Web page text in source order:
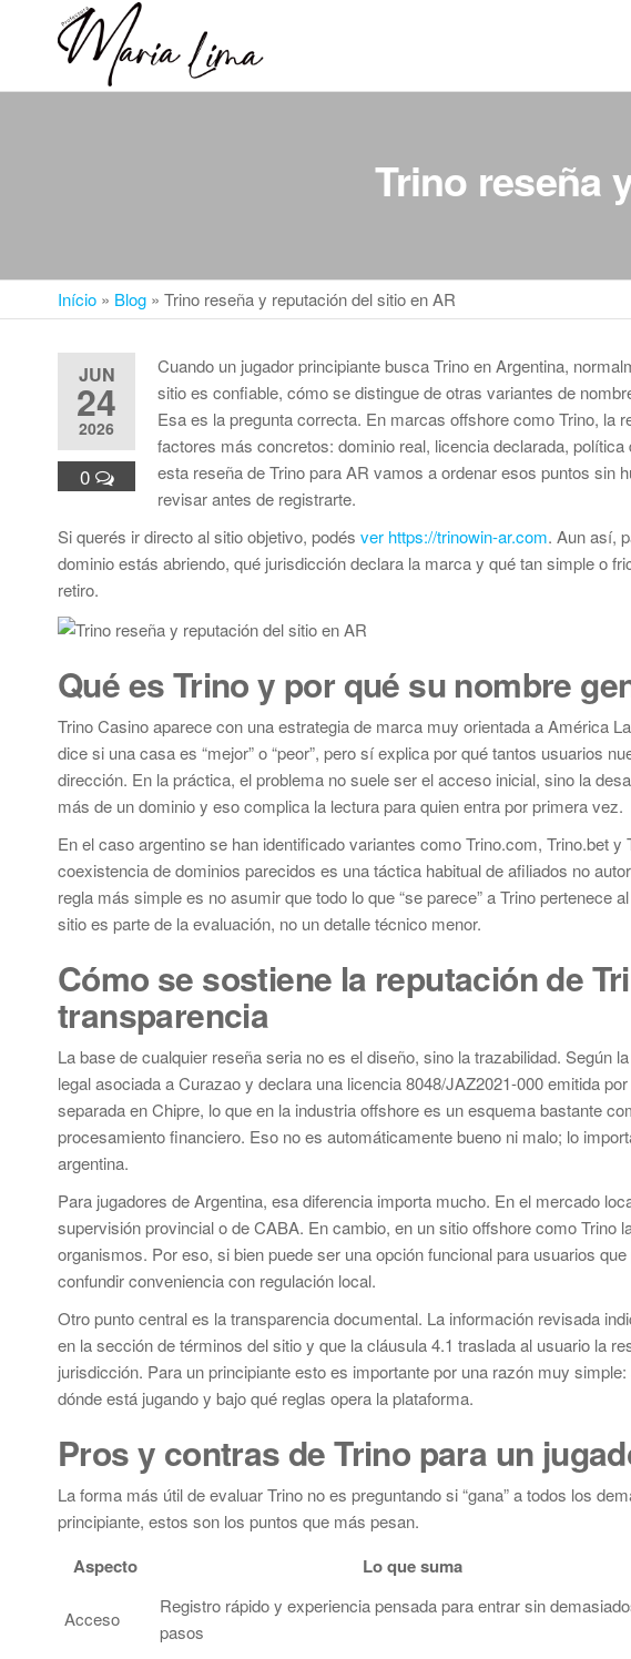
content
Maria Lima
Trino reseña
Início » Blog » Trino reseña y reputación del sitio en AR
JUN
24
2026
0
Cuando un jugador principiante busca Trino en Argentina,
sitio es confiable, cómo se distingue de otras variantes de
Esa es la pregunta correcta. En marcas offshore como Trino, la
factores más concretos: dominio real, licencia declarada,
esta reseña de Trino para AR vamos a ordenar esos puntos sin
revisar antes de registrarte.
Si querés ir directo al sitio objetivo, podés ver https://trinowin-ar.com. Aun así,
dominio estás abriendo, qué jurisdicción declara la marca y qué tan simple o
retiro.
Qué es Trino y por qué su nombre
Trino Casino aparece con una estrategia de marca muy orientada a América
dice si una casa es “mejor” o “peor”, pero sí explica por qué tantos usuarios
dirección. En la práctica, el problema no suele ser el acceso inicial, sino la
más de un dominio y eso complica la lectura para quien entra por primera vez.
En el caso argentino se han identificado variantes como Trino.com, Trino.bet
coexistencia de dominios parecidos es una táctica habitual de afiliados no
regla más simple es no asumir que todo lo que “se parece” a Trino pertenece
sitio es parte de la evaluación, no un detalle técnico menor.
Cómo se sostiene la reputación de
transparencia
La base de cualquier reseña seria no es el diseño, sino la trazabilidad. Según
legal asociada a Curazao y declara una licencia 8048/JAZ2021-000 emitida
separada en Chipre, lo que en la industria offshore es un esquema bastante
procesamiento financiero. Eso no es automáticamente bueno ni malo; lo
argentina.
Para jugadores de Argentina, esa diferencia importa mucho. En el mercado
supervisión provincial o de CABA. En cambio, en un sitio offshore como Trino
organismos. Por eso, si bien puede ser una opción funcional para usuarios
confundir conveniencia con regulación local.
Otro punto central es la transparencia documental. La información revisada
en la sección de términos del sitio y que la cláusula 4.1 traslada al usuario la
jurisdicción. Para un principiante esto es importante por una razón muy
dónde está jugando y bajo qué reglas opera la plataforma.
Pros y contras de Trino para un
La forma más útil de evaluar Trino no es preguntando si “gana” a todos los
principiante, estos son los puntos que más pesan.
Aspecto Lo que suma
Acceso
Registro rápido y experiencia pensada para entrar sin
pasos